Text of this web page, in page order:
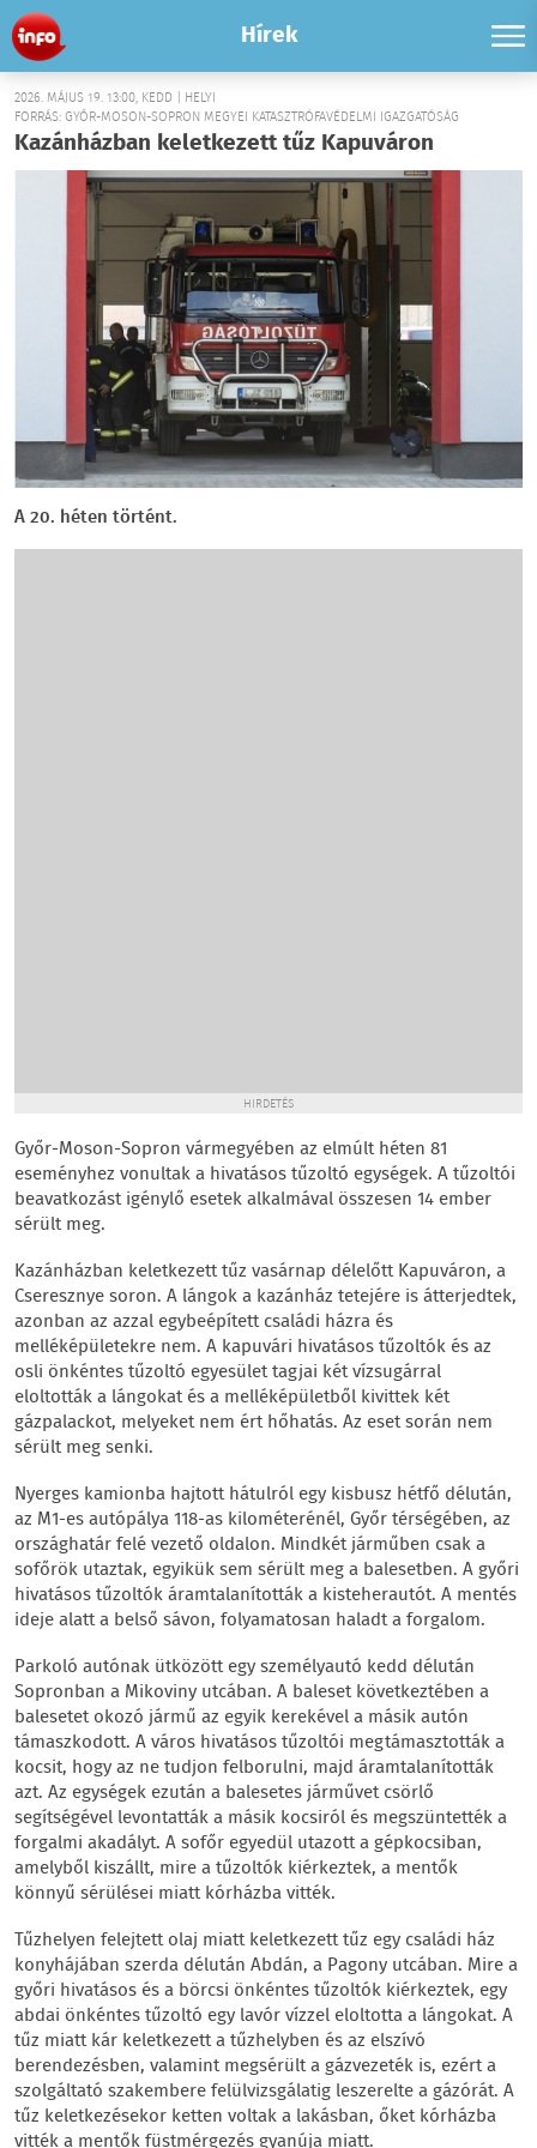
Hírek
2026. MÁJUS 19. 13:00, KEDD | HELYI
FORRÁS: GYŐR-MOSON-SOPRON MEGYEI KATASZTRÓFAVÉDELMI IGAZGATÓSÁG
Kazánházban keletkezett tűz Kapuváron
A 20. héten történt.
HIRDETÉS
Győr-Moson-Sopron vármegyében az elmúlt héten 81
eseményhez vonultak a hivatásos tűzoltó egységek. A tűzoltói
beavatkozást igénylő esetek alkalmával összesen 14 ember
sérült meg.
Kazánházban keletkezett tűz vasárnap délelőtt Kapuváron, a
Cseresznye soron. A lángok a kazánház tetejére is átterjedtek,
azonban az azzal egybeépített családi házra és
melléképületekre nem. A kapuvári hivatásos tűzoltók és az
osli önkéntes tűzoltó egyesület tagjai két vízsugárral
eloltották a lángokat és a melléképületből kivittek két
gázpalackot, melyeket nem ért hőhatás. Az eset során nem
sérült meg senki.
Nyerges kamionba hajtott hátulról egy kisbusz hétfő délután,
az M1-es autópálya 118-as kilométerénél, Győr térségében, az
országhatár felé vezető oldalon. Mindkét járműben csak a
sofőrök utaztak, egyikük sem sérült meg a balesetben. A győri
hivatásos tűzoltók áramtalanították a kisteherautót. A mentés
ideje alatt a belső sávon, folyamatosan haladt a forgalom.
Parkoló autónak ütközött egy személyautó kedd délután
Sopronban a Mikoviny utcában. A baleset következtében a
balesetet okozó jármű az egyik kerekével a másik autón
támaszkodott. A város hivatásos tűzoltói megtámasztották a
kocsit, hogy az ne tudjon felborulni, majd áramtalanították
azt. Az egységek ezután a balesetes járművet csörlő
segítségével levontatták a másik kocsiról és megszüntették a
forgalmi akadályt. A sofőr egyedül utazott a gépkocsiban,
amelyből kiszállt, mire a tűzoltók kiérkeztek, a mentők
könnyű sérülései miatt kórházba vitték.
Tűzhelyen felejtett olaj miatt keletkezett tűz egy családi ház
konyhájában szerda délután Abdán, a Pagony utcában. Mire a
győri hivatásos és a börcsi önkéntes tűzoltók kiérkeztek, egy
abdai önkéntes tűzoltó egy lavór vízzel eloltotta a lángokat. A
tűz miatt kár keletkezett a tűzhelyben és az elszívó
berendezésben, valamint megsérült a gázvezeték is, ezért a
szolgáltató szakembere felülvizsgálatig leszerelte a gázórát. A
tűz keletkezésekor ketten voltak a lakásban, őket kórházba
vitték a mentők füstmérgezés gyanúja miatt.